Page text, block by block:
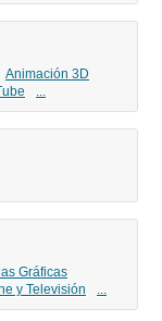
Animación 3D
...
Gráficas
y Televisión ...